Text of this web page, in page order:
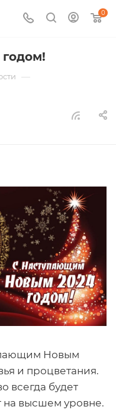
0
—
Новым
и процветания.
всегда будет
на высшем уровне.